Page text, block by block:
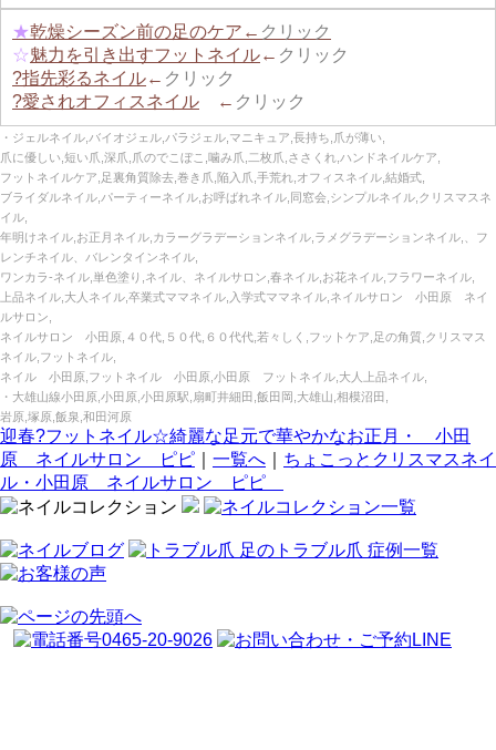
★乾燥シーズン前の足のケア← クリック
☆魅力を引き出すフットネイル← クリック
?指先彩るネイル← クリック
?愛されオフィスネイル ← クリック
・ジェルネイル,バイオジェル,パラジェル,マニキュア,長持ち,爪が薄い,
爪に優しい,短い爪,深爪,爪のでこぼこ,噛み爪,二枚爪,ささくれ,ハンドネイルケア,
フットネイルケア,足裏角質除去,巻き爪,陥入爪,手荒れ,オフィスネイル,結婚式,
ブライダルネイル,パーティーネイル,お呼ばれネイル,同窓会,シンプルネイル,クリスマスネ
イル,
年明けネイル,お正月ネイル,カラーグラデーションネイル,ラメグラデーションネイル,、フ
レンチネイル、バレンタインネイル,
ワンカラ‐ネイル,単色塗り,ネイル、ネイルサロン,春ネイル,お花ネイル,フラワーネイル,
上品ネイル,大人ネイル,卒業式ママネイル,入学式ママネイル,ネイルサロン 小田原 ネイ
ルサロン,
ネイルサロン 小田原,４０代,５０代,６０代代,若々しく,フットケア,足の角質,クリスマス
ネイル,フットネイル,
ネイル 小田原,フットネイル 小田原,小田原 フットネイル,大人上品ネイル,
・大雄山線小田原,小田原,小田原駅,扇町井細田,飯田岡,大雄山,相模沼田,
岩原,塚原,飯泉,和田河原
迎春?フットネイル☆綺麗な足元で華やかなお正月・ 小田
原 ネイルサロン ピピ
一覧へ
ちょこっとクリスマスネイ
ル・小田原 ネイルサロン ピピ